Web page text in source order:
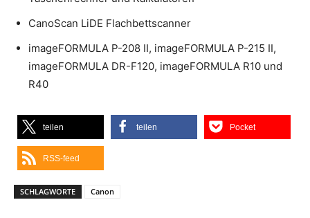
CanoScan LiDE Flachbettscanner
imageFORMULA P-208 II, imageFORMULA P-215 II,
imageFORMULA DR-F120, imageFORMULA R10 und
R40
teilen teilen Pocket
RSS-feed
SCHLAGWORTE Canon